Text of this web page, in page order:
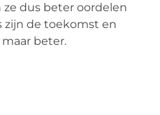
dus beter oordelen
zijn de toekomst en
beter.